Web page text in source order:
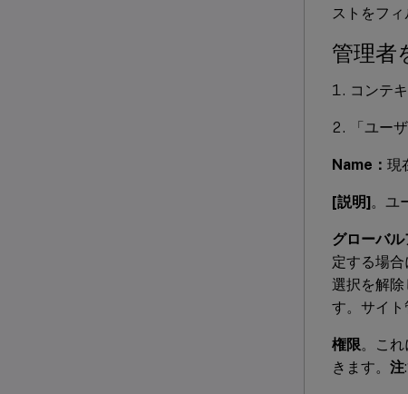
ストをフィ
管理者
コンテ
「ユー
Name： 現
[説明]。ユ
グローバ
定する場
選択を解
す。サイト
権限。こ
きます。 注